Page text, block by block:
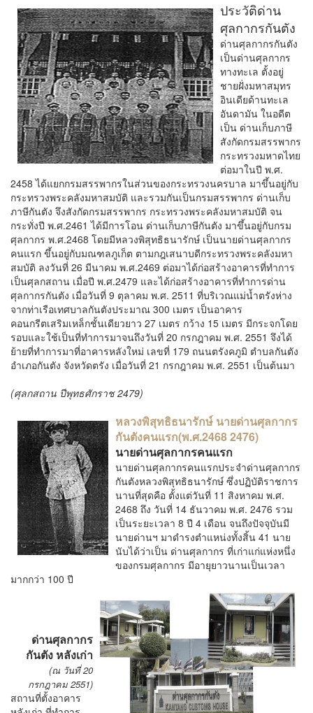
ประวัติด่าน
ศุลกากรกันตัง
ด่านศุลกากรกันตัง
เป็นด่านศุลกากร
ทางทะเล ตั้งอยู่
ชายฝั่งมหาสมุทร
อินเดียด้านทะเล
อันดามัน ในอดีต
เป็น ด่านเก็บภาษี
สังกัดกรมสรรพากร
กระทรวงมหาดไทย
ต่อมาในปี พ.ศ.
2458 ได้แยกกรมสรรพากรในส่วนของกระทรวงนครบาล มาขึ้นอยู่กับ
กระทรวงพระคลังมหาสมบัติ และรวมกันเป็นกรมสรรพากร ด่านเก็บ
ภาษีกันตัง จึงสังกัดกรมสรรพากร กระทรวงพระคลังมหาสมบัติ จน
กระทั่งปี พ.ศ.2461 ได้มีการโอน ด่านเก็บภาษีกันตัง มาขึ้นอยู่กับกรม
ศุลกากร พ.ศ.2468 โดยมีหลวงพิสุทธิธนารักษ์ เป็นนายด่านศุลกากร
คนแรก ขึ้นอยู่กับมณฑลภูเก็ต ตามกฎเสนาบดีกระทรวงพระคลังมหา
สมบัติ ลงวันที่ 26 มีนาคม พ.ศ.2469 ต่อมาได้ก่อสร้างอาคารที่ทำการ
เป็นศุลกสถาน เมื่อปี พ.ศ.2479 และได้ก่อสร้างอาคารที่ทำการด่าน
ศุลกากรกันตัง เมื่อวันที่ 9 ตุลาคม พ.ศ. 2511 ที่บริเวณแม่น้ำตรังห่าง
จากท่าเรือเทศบาลกันตังประมาณ 300 เมตร เป็นอาคาร
คอนกรีตเสริมเหล็กชั้นเดียวยาว 27 เมตร กว้าง 15 เมตร มีกระจกโดย
รอบและใช้เป็นที่ทำการมาจนถึงวันที่ 20 กรกฎาคม พ.ศ. 2551 จึงได้
ย้ายที่ทำการมาที่อาคารหลังใหม่ เลขที่ 179 ถนนตรังคภูมิ ตำบลกันตัง
อำเภอกันตัง จังหวัดตรัง เมื่อวันที่ 21 กรกฎาคม พ.ศ. 2551 เป็นต้นมา
(ศุลกสถาน ปีพุทธศักราช 2479)
หลวงพิสุทธิธนารักษ์ นายด่านศุลกากร
กันตังคนแรก(พ.ศ.2468 2476)
นายด่านศุลกากรคนแรก
นายด่านศุลกากรคนแรกประจำด่านศุลกากร
กันตังหลวงพิสุทธิธนารักษ์ ซึ่งปฏิบัติราชการ
นานที่สุดคือ ตั้งแต่วันที่ 11 สิงหาคม พ.ศ.
2468 ถึง วันที่ 14 ธันวาคม พ.ศ. 2476 รวม
เป็นระยะเวลา 8 ปี 4 เดือน จนถึงปัจจุบันมี
นายด่านฯ มาดำรงตำแหน่งทั้งสิ้น 41 นาย
นับได้ว่าเป็น ด่านศุลกากร ที่เก่าแก่แห่งหนึ่ง
ของกรมศุลกากร มีอายุยาวนานเป็นเวลา
มากกว่า 100 ปี
ด่านศุลกากร
กันตัง หลังเก่า
(ณ วันที่ 20
กรกฎาคม 2551)
สถานที่ตั้งอาคาร